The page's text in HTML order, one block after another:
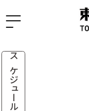
スケジュール